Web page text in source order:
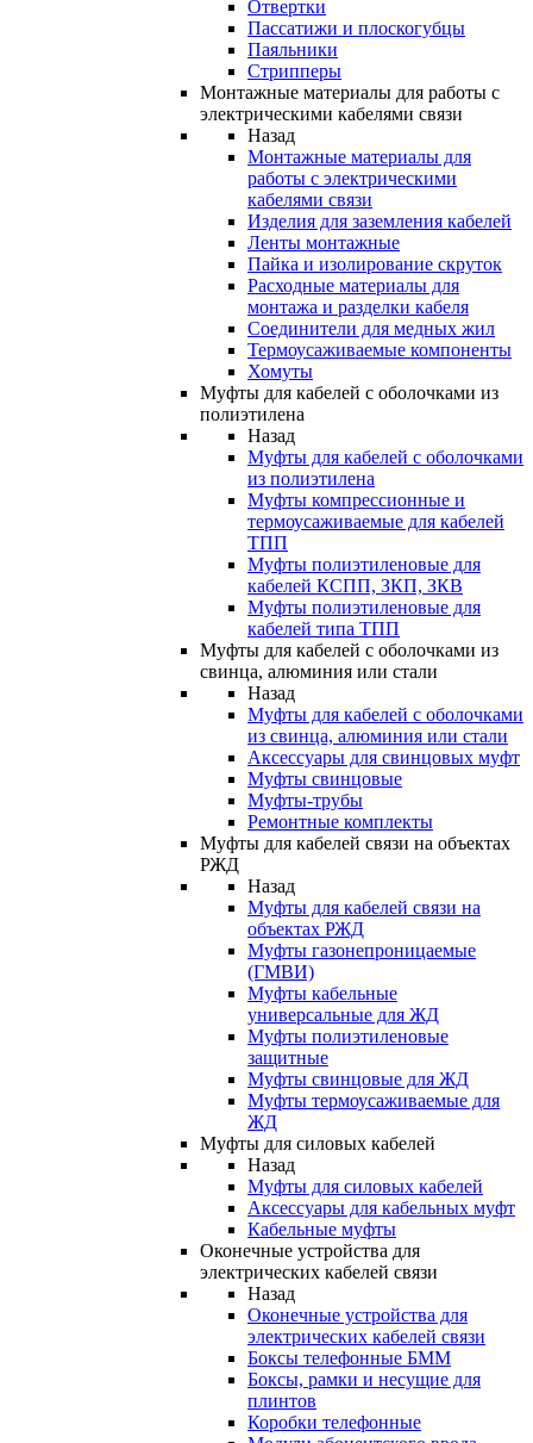
Отвертки
Пассатижи и плоскогубцы
Паяльники
Стрипперы
Монтажные материалы для работы с
электрическими кабелями связи
Назад
Монтажные материалы для
работы с электрическими
кабелями связи
Изделия для заземления кабелей
Ленты монтажные
Пайка и изолирование скруток
Расходные материалы для
монтажа и разделки кабеля
Соединители для медных жил
Термоусаживаемые компоненты
Хомуты
Муфты для кабелей с оболочками из
полиэтилена
Назад
Муфты для кабелей с оболочками
из полиэтилена
Муфты компрессионные и
термоусаживаемые для кабелей
ТПП
Муфты полиэтиленовые для
кабелей КСПП, ЗКП, ЗКВ
Муфты полиэтиленовые для
кабелей типа ТПП
Муфты для кабелей с оболочками из
свинца, алюминия или стали
Назад
Муфты для кабелей с оболочками
из свинца, алюминия или стали
Аксессуары для свинцовых муфт
Муфты свинцовые
Муфты-трубы
Ремонтные комплекты
Муфты для кабелей связи на объектах
РЖД
Назад
Муфты для кабелей связи на
объектах РЖД
Муфты газонепроницаемые
(ГМВИ)
Муфты кабельные
универсальные для ЖД
Муфты полиэтиленовые
защитные
Муфты свинцовые для ЖД
Муфты термоусаживаемые для
ЖД
Муфты для силовых кабелей
Назад
Муфты для силовых кабелей
Аксессуары для кабельных муфт
Кабельные муфты
Оконечные устройства для
электрических кабелей связи
Назад
Оконечные устройства для
электрических кабелей связи
Боксы телефонные БММ
Боксы, рамки и несущие для
плинтов
Коробки телефонные